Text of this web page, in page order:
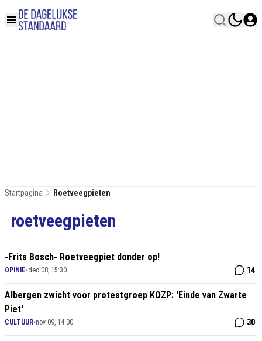
Startpagina Roetveegpieten
roetveegpieten
-Frits Bosch- Roetveegpiet donder op!
OPINIE•dec 08, 15:30 14
Albergen zwicht voor protestgroep KOZP: 'Einde van Zwarte
Piet'
CULTUUR•nov 09, 14:00 30